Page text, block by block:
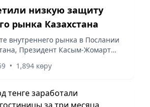
низкую защиту
рынка Казахстана
внутреннего рынка в Послании
Президент Касым-Жомарт
меры по защите внутреннего
• 1,894 көру